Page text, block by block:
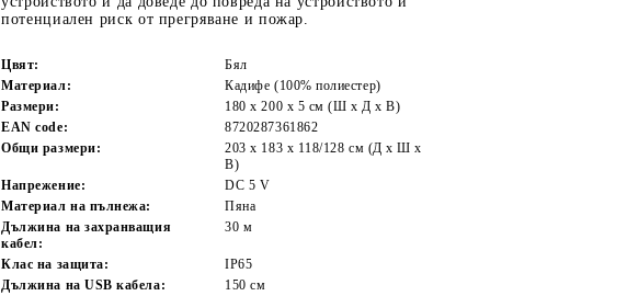
потенциален риск от прегряване и пожар.
Цвят:
Бял
Материал:
Кадифе (100% полиестер)
Размери:
180 x 200 x 5 см (Ш x Д x В)
EAN code:
8720287361862
Общи размери:
203 x 183 x 118/128 см (Д x Ш x
В)
Напрежение:
DC 5 V
Материал на пълнежа:
Пяна
Дължина на захранващия
кабел:
30 м
Клас на защита:
IP65
Дължина на USB кабела:
150 см